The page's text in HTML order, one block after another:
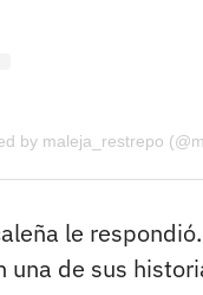
by maleja_restrepo
le
una de sus